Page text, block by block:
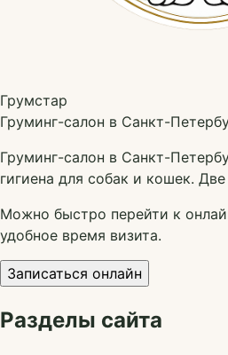
Грумстар
Груминг-салон в Санкт-
Груминг-салон в Санкт-
гигиена для собак и кошек.
Можно быстро перейти к
удобное время визита.
Записаться онлайн
Разделы сайта